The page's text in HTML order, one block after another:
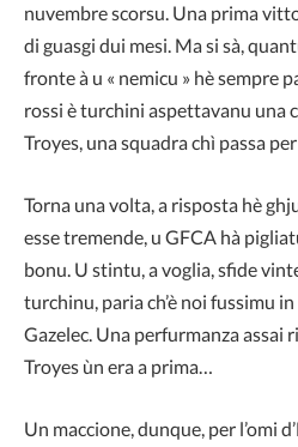
nuvembre scorsu. Una prima
di guasgi dui mesi. Ma si sà,
fronte à u « nemicu » hè sempre
rossi è turchini aspettavanu una
Troyes, una squadra chì passa
Torna una volta, a risposta hè
esse tremende, u GFCA hà
bonu. U stintu, a voglia, sfide
turchinu, paria ch’è noi fussimu
Gazelec. Una perfurmanza assai
Troyes ùn era a prima…
Un maccione, dunque, per l’omi